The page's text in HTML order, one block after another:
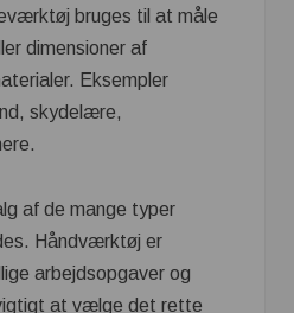
bruges til at måle
dimensioner af
Eksempler
skydelære,
af de mange typer
Håndværktøj er
arbejdsopgaver og
at vælge det rette